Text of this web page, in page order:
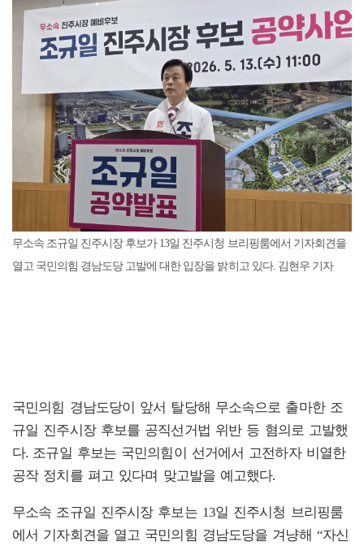
무소속 조규일 진주시장 후보가 13일 진주시청 브리핑룸에서 기자회견을
열고 국민의힘 경남도당 고발에 대한 입장을 밝히고 있다. 김현우 기자
국민의힘 경남도당이 앞서 탈당해 무소속으로 출마한 조
규일 진주시장 후보를 공직선거법 위반 등 혐의로 고발했
다. 조규일 후보는 국민의힘이 선거에서 고전하자 비열한
공작 정치를 펴고 있다며 맞고발을 예고했다.
무소속 조규일 진주시장 후보는 13일 진주시청 브리핑룸
에서 기자회견을 열고 국민의힘 경남도당을 겨냥해 “자신